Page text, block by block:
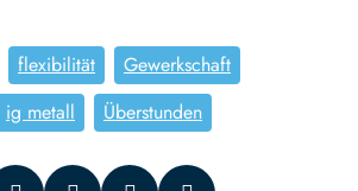
flexibilität
Gewerkschaft
ig metall Überstunden